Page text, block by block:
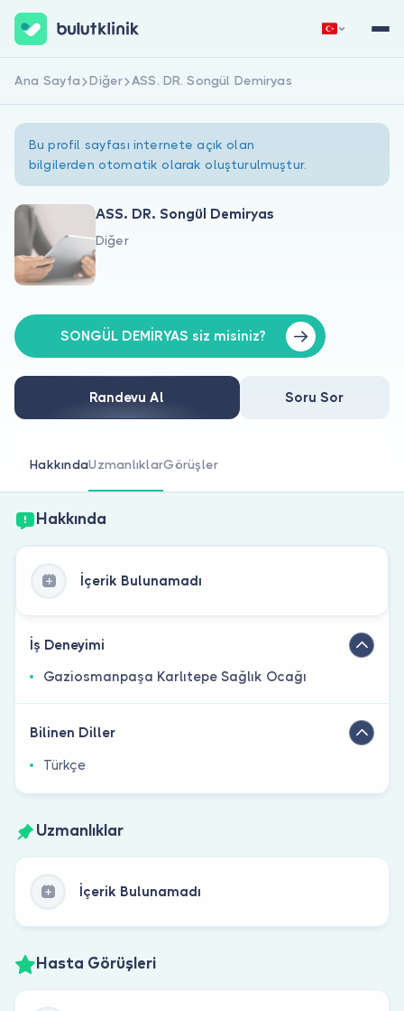
Hakkımızda
Doktorlar için
Doktor musunuz?
Hemen Kaydol Giriş Yap
Ana Sayfa Diğer ASS. DR. Songül Demiryas
Bu profil sayfası internete açık olan
bilgilerden otomatik olarak oluşturulmuştur.
ASS. DR. Songül Demiryas
Diğer
SONGÜL DEMİRYAS siz misiniz?
Randevu Al Soru Sor
HakkındaUzmanlıklarGörüşler
Hakkında
İçerik Bulunamadı
İş Deneyimi
Gaziosmanpaşa Karlıtepe Sağlık Ocağı
Bilinen Diller
Türkçe
Uzmanlıklar
İçerik Bulunamadı
Hasta Görüşleri